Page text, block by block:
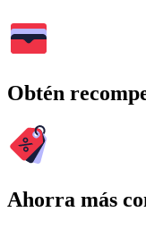
Obtén
Ahorra más